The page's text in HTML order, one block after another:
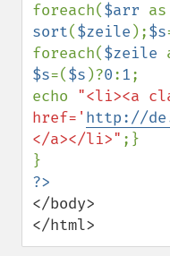
foreach($arr as
sort($zeile );$s
foreach($zeile
$s=($s )?0:1;
echo "<li><a
href=' http://
</a></li>" ;}
</body>
</html>